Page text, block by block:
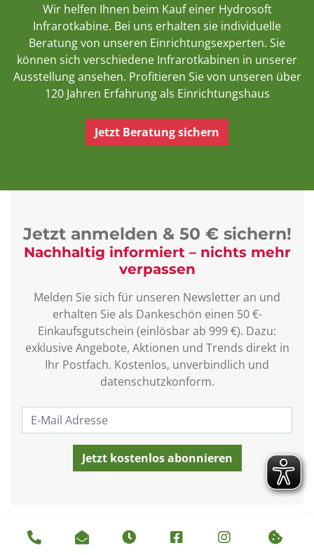
Wir helfen Ihnen beim Kauf einer Hydrosoft
Infrarotkabine. Bei uns erhalten sie individuelle
Beratung von unseren Einrichtungsexperten. Sie
können sich verschiedene Infrarotkabinen in unserer
Ausstellung ansehen. Profitieren Sie von unseren über
120 Jahren Erfahrung als Einrichtungshaus
Jetzt Beratung sichern
Jetzt anmelden & 50 € sichern!
Nachhaltig informiert – nichts mehr
verpassen
Melden Sie sich für unseren Newsletter an und
erhalten Sie als Dankeschön einen 50 €-
Einkaufsgutschein (einlösbar ab 999 €). Dazu:
exklusive Angebote, Aktionen und Trends direkt in
Ihr Postfach. Kostenlos, unverbindlich und
datenschutzkonform.